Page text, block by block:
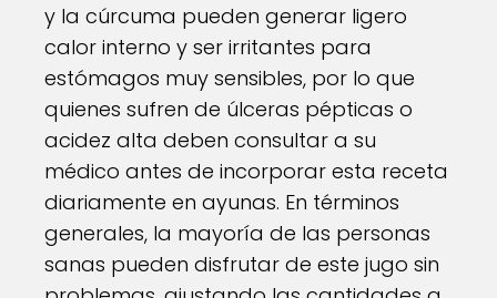
y la cúrcuma pueden generar ligero
calor interno y ser irritantes para
estómagos muy sensibles, por lo que
quienes sufren de úlceras pépticas o
acidez alta deben consultar a su
médico antes de incorporar esta receta
diariamente en ayunas. En términos
generales, la mayoría de las personas
sanas pueden disfrutar de este jugo sin